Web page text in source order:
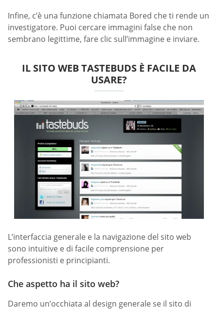
Infine, c’è una funzione chiamata Bored che ti rende un
investigatore. Puoi cercare immagini false che non
sembrano legittime, fare clic sull’immagine e inviare.
IL SITO WEB TASTEBUDS È FACILE DA
USARE?
L’interfaccia generale e la navigazione del sito web
sono intuitive e di facile comprensione per
professionisti e principianti.
Che aspetto ha il sito web?
Daremo un’occhiata al design generale se il sito di